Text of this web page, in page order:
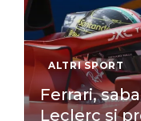
ALTRI SPORT
Ferrari,
Leclerc si